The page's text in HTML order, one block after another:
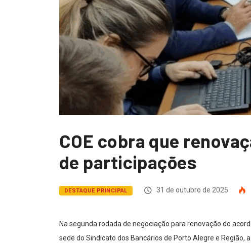
COE cobra que
de participações
DESTAQUE PRINCIPAL 31 de outubro de 2025
Na segunda rodada de negociação para renovação do
sede do Sindicato dos Bancários de Porto Alegre e